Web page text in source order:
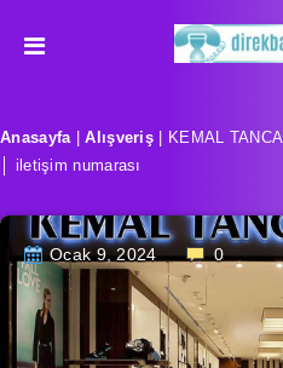
Anasayfa|Alışveriş
KEMAL
│ iletişim numarası
Ocak 9, 2024 0